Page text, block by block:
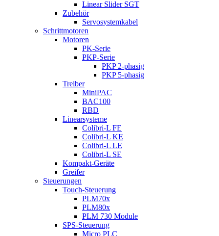
Linear Slider SGT
Zubehör
Servosystemkabel
Schrittmotoren
Motoren
PK-Serie
PKP-Serie
PKP 2-phasig
PKP 5-phasig
Treiber
MiniPAC
BAC100
RBD
Linearsysteme
Colibri-L FE
Colibri-L KE
Colibri-L LE
Colibri-L SE
Kompakt-Geräte
Greifer
Steuerungen
Touch-Steuerung
PLM70x
PLM80x
PLM 730 Module
SPS-Steuerung
Micro PLC